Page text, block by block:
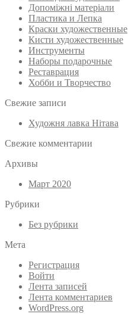
Допоміжні матеріали
Пластика и Лепка
Краски художественные
Кисти художественные
Инструменты
Наборы подарочные
Реставрация
Хобби и Творчество
Свежие записи
Художня лавка Нітава
Свежие комментарии
Архивы
Март 2020
Рубрики
Без рубрики
Мета
Регистрация
Войти
Лента записей
Лента комментариев
WordPress.org